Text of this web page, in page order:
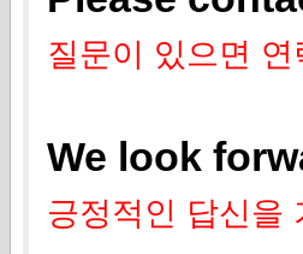
질문이 있으면
We look
긍정적인 답신을